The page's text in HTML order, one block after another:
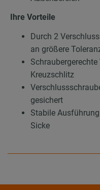
Ihre Vorteile
Durch 2
an größere
Kreuzschlitz
gesichert
Stabile
Sicke